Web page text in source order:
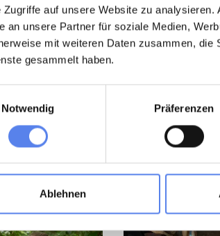
Zugriffe auf unsere Website zu
an unsere Partner für soziale Medien,
mit weiteren Daten zusammen,
gesammelt haben.
Notwendig
Präferenzen
Ablehnen
Läden bei einem Stadtbummel in einem